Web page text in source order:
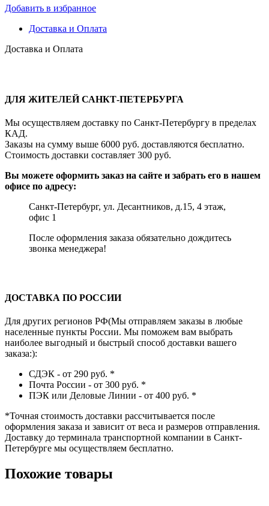
Добавить в избранное
Доставка и Оплата
Доставка и Оплата
ДЛЯ ЖИТЕЛЕЙ САНКТ-ПЕТЕРБУРГА
Мы осуществляем доставку по Санкт-Петербургу в пределах
КАД.
Заказы на сумму выше 6000 руб. доставляются бесплатно.
Стоимость доставки составляет 300 руб.
Вы можете оформить заказ на сайте и забрать его в нашем
офисе по адресу:
Санкт-Петербург, ул. Десантников, д.15, 4 этаж,
офис 1
После оформления заказа обязательно дождитесь
звонка менеджера!
ДОСТАВКА ПО РОССИИ
Для других регионов РФ(Мы отправляем заказы в любые
населенные пункты России. Мы поможем вам выбрать
наиболее выгодный и быстрый способ доставки вашего
заказа:):
СДЭК - от 290 руб. *
Почта России - от 300 руб. *
ПЭК или Деловые Линии - от 400 руб. *
*Точная стоимость доставки рассчитывается после
оформления заказа и зависит от веса и размеров отправления.
Доставку до терминала транспортной компании в Санкт-
Петербурге мы осуществляем бесплатно.
Похожие товары